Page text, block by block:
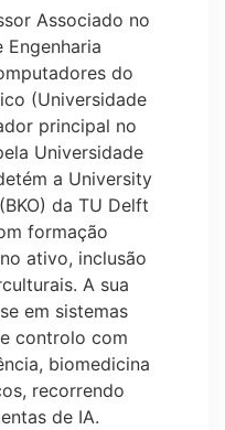
Associado no
do
(Universidade
principal no
Universidade
a University
da TU Delft
formação
ativo, inclusão
A sua
em sistemas
controlo com
biomedicina
recorrendo
de IA.